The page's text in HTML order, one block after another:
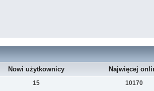
Nowi użytkownicy Najwięcej
15 10170